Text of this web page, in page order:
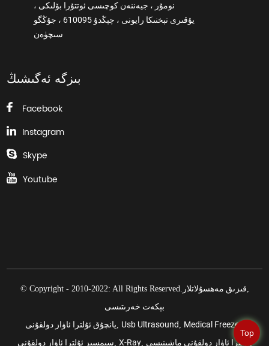
نومۇر ، جيەننەن كوچىسى ئوتتۇرا بۆلىكى ،
يۇقىرى تېخنىكا رايونى ، چېڭدۇ 610095 ، جۇڭگو
سىچۈەن
بىزگە ئەگىشىڭ
Facebook
Instagram
Skype
Youtube
© Copyright - 2010-2022: All Rights Reserved. قىزىق مەھسۇلاتلار
بېكەت خەرىتىسى
يانچۇق ئۇلترا ئاۋاز دولقۇنى
Usb Ultrasound Medical Freezer
سىمسىز ئۇلترا ئاۋاز دولقۇنى X-Ray, ئۇلترا ئاۋاز دولقۇنى ماشىنىسى
Top